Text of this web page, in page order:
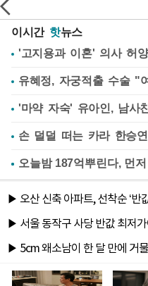
이시간 핫뉴스
'고지용과 이혼' 의사 허
유혜정, 자궁적출 수술 "
'마약 자숙' 유아인, 남사
손 덜덜 떠는 카라 한승